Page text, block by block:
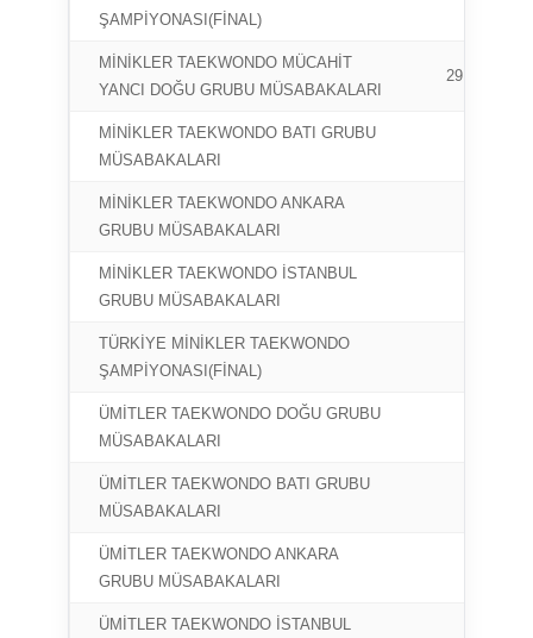
ŞAMPİYONASI(FİNAL)
MİNİKLER TAEKWONDO MÜCAHİT
YANCI DOĞU GRUBU MÜSABAKALARI
29
MİNİKLER TAEKWONDO BATI GRUBU
MÜSABAKALARI
MİNİKLER TAEKWONDO ANKARA
GRUBU MÜSABAKALARI
MİNİKLER TAEKWONDO İSTANBUL
GRUBU MÜSABAKALARI
TÜRKİYE MİNİKLER TAEKWONDO
ŞAMPİYONASI(FİNAL)
ÜMİTLER TAEKWONDO DOĞU GRUBU
MÜSABAKALARI
ÜMİTLER TAEKWONDO BATI GRUBU
MÜSABAKALARI
ÜMİTLER TAEKWONDO ANKARA
GRUBU MÜSABAKALARI
ÜMİTLER TAEKWONDO İSTANBUL